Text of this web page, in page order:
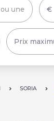
SORIA